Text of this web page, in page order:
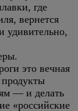
где
вернется
удивительно,
это вечная
— и делать
«российские